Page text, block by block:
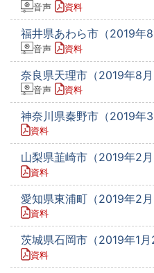
音声 資料
福井県あわら市（2019年
音声 資料
奈良県天理市（2019年8
音声 資料
神奈川県秦野市（2019年
資料
山梨県韮崎市（2019年2
資料
愛知県東浦町（2019年2
資料
茨城県石岡市（2019年1
資料